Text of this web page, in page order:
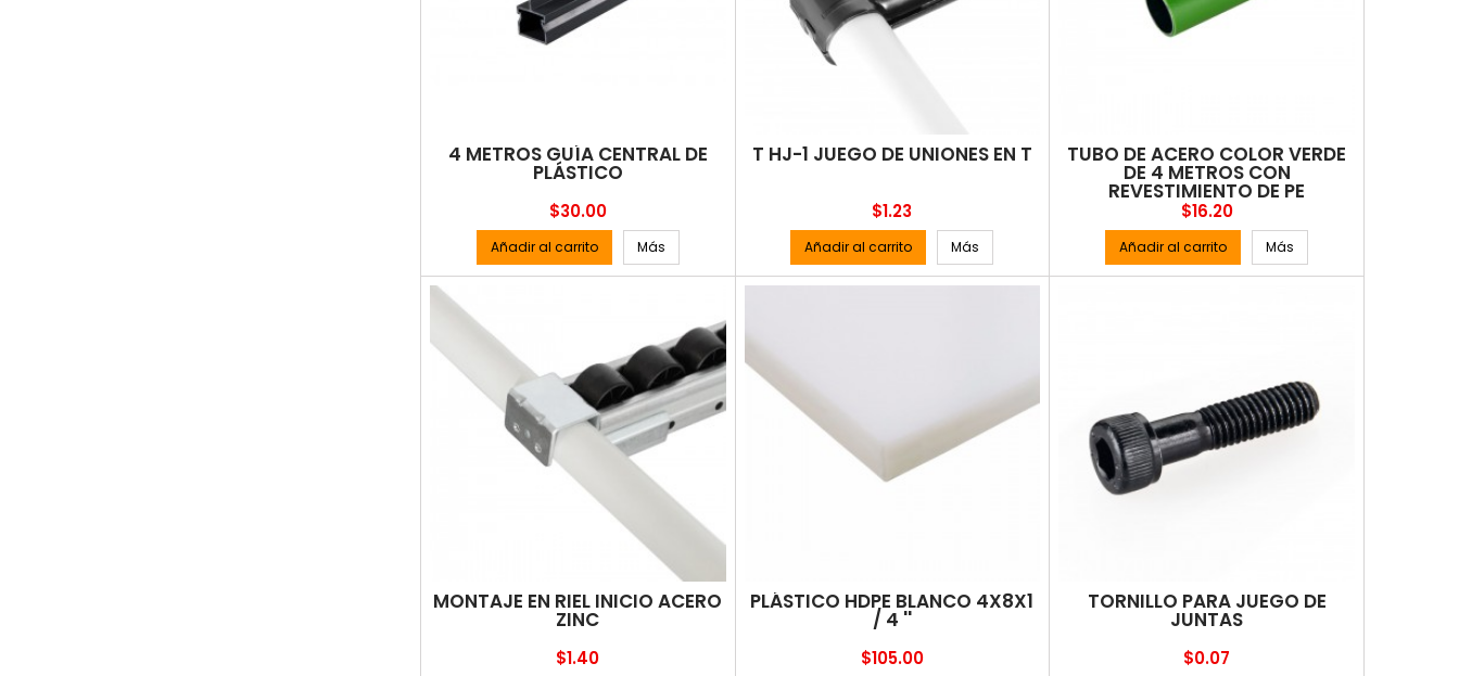
4 METROS GUÍA CENTRAL DE
PLÁSTICO
Precio
$30.00
Añadir al carrito Más
T HJ-1 JUEGO DE UNIONES EN T
Precio
$1.23
Añadir al carrito Más
TUBO DE ACERO COLOR VERDE
DE 4 METROS CON
REVESTIMIENTO DE PE
Precio
$16.20
Añadir al carrito Más
MONTAJE EN RIEL INICIO ACERO
ZINC
Precio
$1.40
PLÁSTICO HDPE BLANCO 4X8X1
/ 4 ''
Precio
$105.00
TORNILLO PARA JUEGO DE
JUNTAS
Precio
$0.07